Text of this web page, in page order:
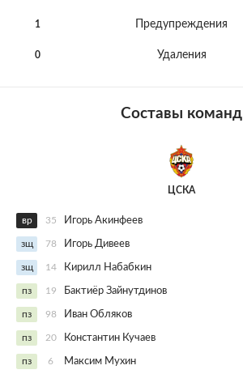
1 Предупреждения
0 Удаления
Составы команд
ЦСКА
вр 35 Игорь Акинфеев
зщ 78 Игорь Дивеев
зщ 14 Кирилл Набабкин
пз 19 Бактиёр Зайнутдинов
пз 98 Иван Обляков
пз 20 Константин Кучаев
пз 6 Максим Мухин